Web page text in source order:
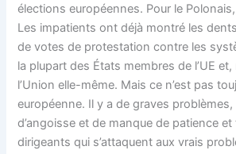
élections européennes. Pour le
Les impatients ont déjà montré les
de votes de protestation contre les
la plupart des États membres de l’UE
l’Union elle-même. Mais ce n’est pas
européenne. Il y a de graves problèmes,
d’angoisse et de manque de patience
dirigeants qui s’attaquent aux vrais